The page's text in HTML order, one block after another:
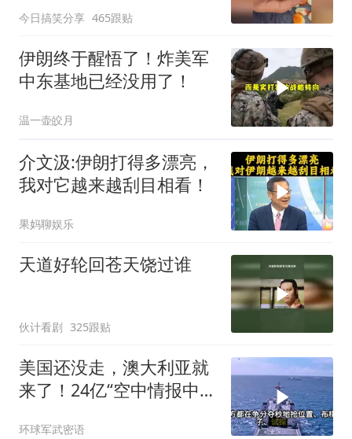
今日搞笑分享 465跟贴
伊朗终于醒悟了！炸美军
中东基地已经没用了！
温一壶皎月
介文汲:伊朗打得多漂亮，
我对它越来越刮目相看！
果妈聊娱乐
天道好轮回苍天饶过谁
伙计看剧 325跟贴
美国还没走，澳大利亚就
来了！24亿“空中情报中
环球军武密语